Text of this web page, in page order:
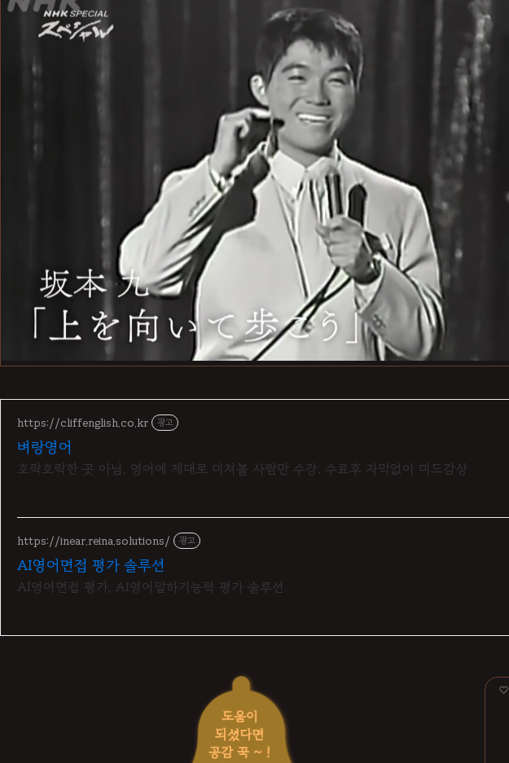
https://cliffenglish.co.kr 광고
벼랑영어
호락호락한 곳 아님. 영어에 제대로 미쳐볼 사람만 수강. 수료후 자막없이 미드감상
https://inear.reina.solutions/ 광고
AI영어면접 평가 솔루션
AI영어면접 평가, AI영어말하기능력 평가 솔루션
도움이
되셨다면
공감 꾹 ~ !